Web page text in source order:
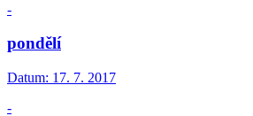
-
pondělí
Datum: 17. 7. 2017
-